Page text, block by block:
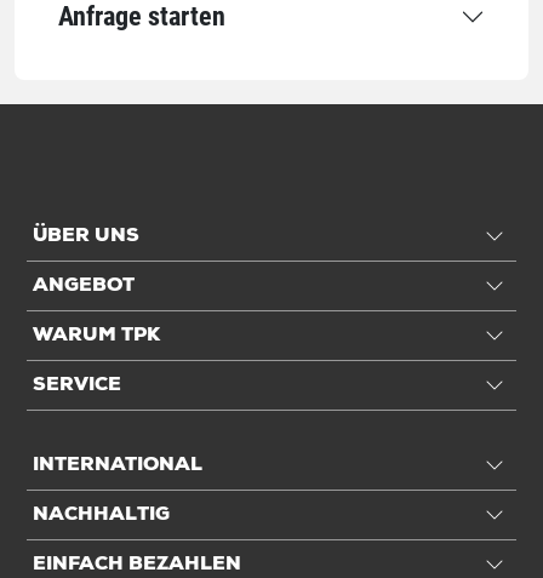
Qualität
Transport
Für Palettenformat 1/1 EUR-Pal
Einheiten Stück: 1 Stück / 1,515 kg
Alle Angaben ohne Gewähr, Druckfehler vorbehalten.
Anfrage starten
ÜBER UNS
ANGEBOT
WARUM TPK
SERVICE
INTERNATIONAL
NACHHALTIG
EINFACH BEZAHLEN